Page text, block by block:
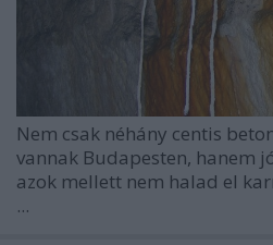
Nem csak néhány centis
vannak Budapesten, hanem
azok mellett nem halad el
...